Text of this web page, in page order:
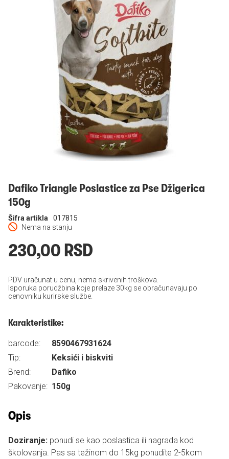
Dafiko Triangle Poslastice za Pse Džigerica
150g
Nema na stanju
Šifra artikla 017815
230,00 RSD
PDV uračunat u cenu, nema skrivenih troškova.
Isporuka porudžbina koje prelaze 30kg se obračunavaju po
cenovniku kurirske službe.
Karakteristike:
barcode:
8590467931624
Tip:
Keksići i biskviti
Brend:
Dafiko
Pakovanje: 150g
Opis
Doziranje: ponudi se kao poslastica ili nagrada kod
školovanja. Pas sa težinom do 15kg ponudite 2-5kom